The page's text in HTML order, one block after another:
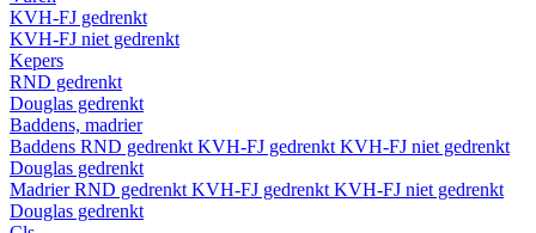
KVH-FJ gedrenkt
KVH-FJ niet gedrenkt
Kepers
RND gedrenkt
Douglas gedrenkt
Baddens, madrier
Baddens RND gedrenkt KVH-FJ gedrenkt KVH-FJ niet gedrenkt
Douglas gedrenkt
MadrierRND gedrenkt KVH-FJ gedrenkt KVH-FJ niet gedrenkt
Douglas gedrenkt